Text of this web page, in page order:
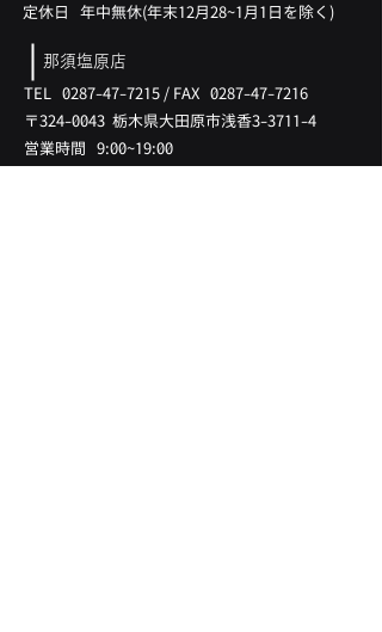
​定休日 年中無休(年末12月28~1月1日を除く)
TEL 0287-47-7215 / FAX 0287-47-7216
〒324-0043 ​栃木県大田原市浅香3-3711-4
営業時間 9:00~19:00
那須塩原店